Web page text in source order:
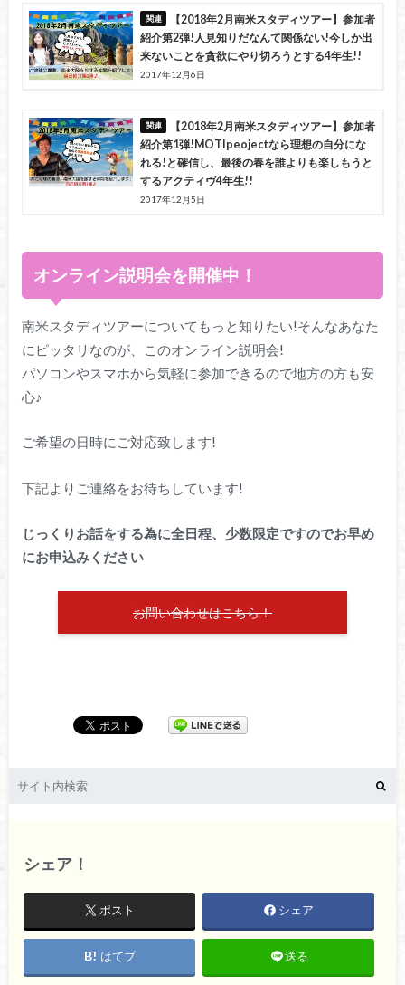
【2018年2月南米スタディツアー】参加者
紹介第2弾!人見知りだなんて関係ない!今しか出
来ないことを貪欲にやり切ろうとする4年生!!
2017年12月6日
【2018年2月南米スタディツアー】参加者
紹介第1弾!MOTIpeojectなら理想の自分にな
れる!と確信し、最後の春を誰よりも楽しもうと
するアクティヴ4年生!!
2017年12月5日
オンライン説明会を開催中！
南米スタディツアーについてもっと知りたい!そんなあなた
にピッタリなのが、このオンライン説明会!
パソコンやスマホから気軽に参加できるので地方の方も安
心♪
ご希望の日時にご対応致します!
下記よりご連絡をお待ちしています!
じっくりお話をする為に全日程、少数限定ですのでお早め
にお申込みください
お問い合わせはこちら！
シェア！
ポスト シェア
はてブ 送る